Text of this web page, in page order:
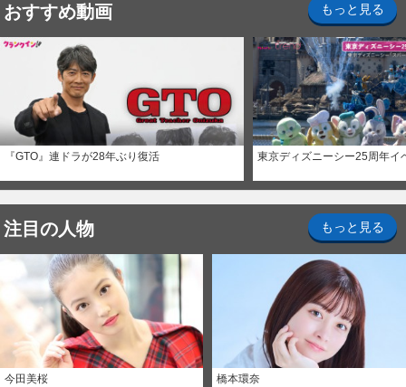
おすすめ動画 もっと見る
『GTO』連ドラが28年ぶり復活 東京ディズニーシー25周年イ
注目の人物 もっと見る
今田美桜 橋本環奈